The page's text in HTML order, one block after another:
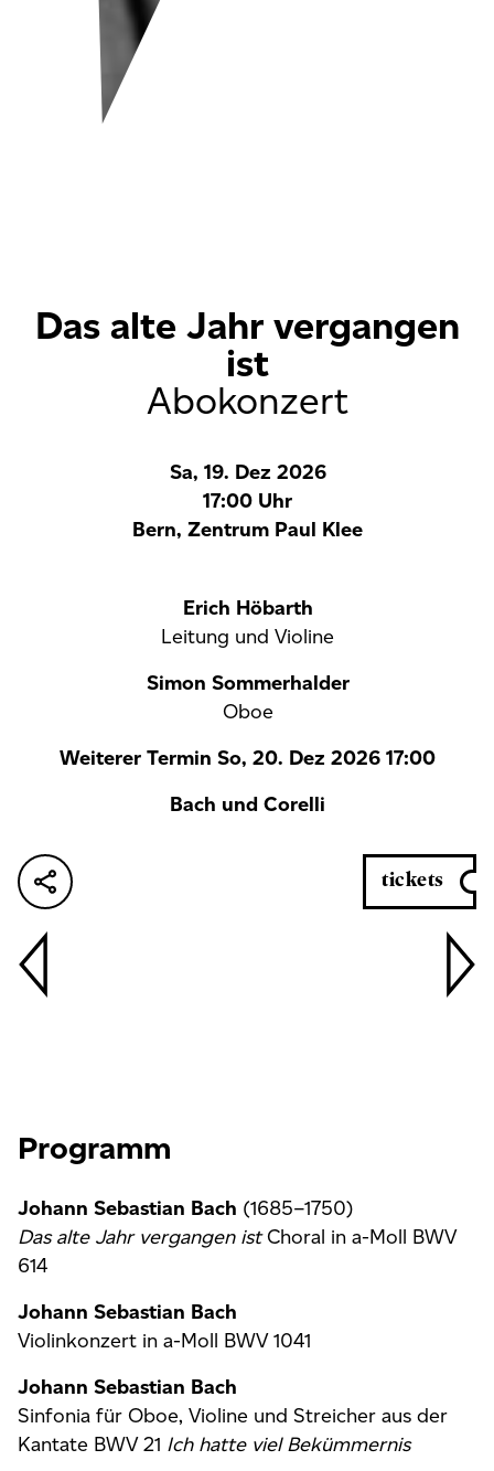
Das alte Jahr vergangen
ist
Abokonzert
Sa, 19. Dez 2026
17:00 Uhr
Bern, Zentrum Paul Klee
Erich Höbarth
Leitung und Violine
Simon Sommerhalder
Oboe
Weiterer Termin So, 20. Dez 2026 17:00
Bach und Corelli
tickets
Programm
Johann Sebastian Bach (1685–1750)
Das alte Jahr vergangen istChoral in a-Moll BWV
614
Johann Sebastian Bach
Violinkonzert in a-Moll BWV 1041
Johann Sebastian Bach
Sinfonia für Oboe, Violine und Streicher aus der
Kantate BWV 21 Ich hatte viel Bekümmernis